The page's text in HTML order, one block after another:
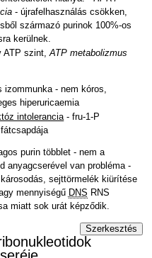
- újrafelhasználás csökken,
származó purinok 100%-os
kerülnek.
ATP szint,ATP metabolizmus
izommunka - nem kóros,
hiperuricaemia
intolerancia - fru-1-P
purin többlet - nem a
anyagcserével van probléma -
sejttörmelék kiürítése
mennyiségű DNS RNS
miatt sok urát képződik.
Szerkesztés